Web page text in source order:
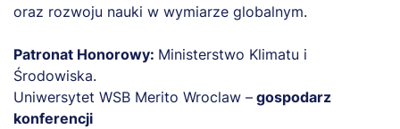
oraz rozwoju nauki w wymiarze globalnym.
Patronat Honorowy: Ministerstwo Klimatu i
Środowiska.
Uniwersytet WSB Merito Wroclaw – gospodarz
konferencji